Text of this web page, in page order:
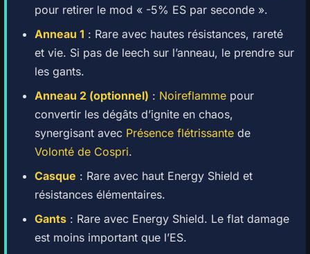
pour retirer le mod « -5% ES par seconde ».
Anneau 1 : Rare avec hautes résistances, rareté
et vie. Si pas de leech sur l’anneau, le prendre sur
les gants.
Anneau 2 (optionnel) : Noireflamme pour
convertir les dégâts d’ignite en chaos,
synergisant avec Présence flétrissante de
Volonté de Cospri.
Casque : Rare avec haut Energy Shield et
résistances élémentaires.
Gants : Rare avec Energy Shield. Le flat damage
est moins important que l’ES.